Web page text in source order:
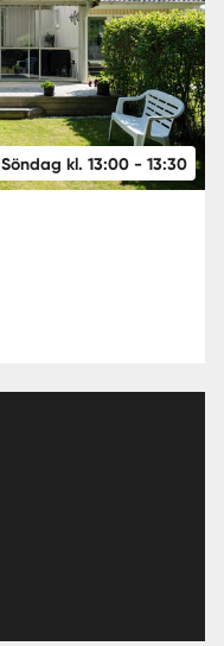
Söndag kl. 13:00 - 13:30